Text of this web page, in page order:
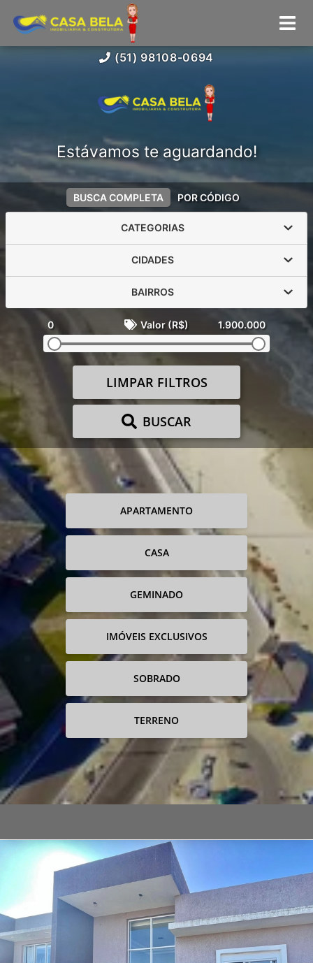
(51) 98108-0694
Estávamos te aguardando!
BUSCA COMPLETA POR CÓDIGO
CATEGORIAS
CIDADES
BAIRROS
0 Valor (R$) 1.900.000
LIMPAR FILTROS
BUSCAR
APARTAMENTO
CASA
GEMINADO
IMÓVEIS EXCLUSIVOS
SOBRADO
TERRENO